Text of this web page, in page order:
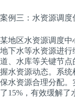
案例三：水资源调度
某地区水资源调度中
地下水等水资源进
道、水库等关键节
握水资源动态。系
保水资源合理分配
了15%，有效缓解了